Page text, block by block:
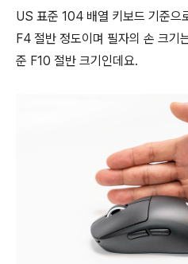
US 표준 104 배열 키보드 기준으
F4 절반 정도이며 필자의 손 크기
준 F10 절반 크기인데요.